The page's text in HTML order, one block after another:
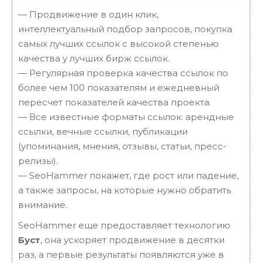
— Продвижение в один клик,
интеллектуальный подбор запросов, покупка
самых лучших ссылок с высокой степенью
качества у лучших бирж ссылок.
— Регулярная проверка качества ссылок по
более чем 100 показателям и ежедневный
пересчет показателей качества проекта.
— Все известные форматы ссылок: арендные
ссылки, вечные ссылки, публикации
(упоминания, мнения, отзывы, статьи, пресс-
релизы).
— SeoHammer покажет, где рост или падение,
а также запросы, на которые нужно обратить
внимание.
SeoHammer еще предоставляет технологию
Буст, она ускоряет продвижение в десятки
раз, а первые результаты появляются уже в